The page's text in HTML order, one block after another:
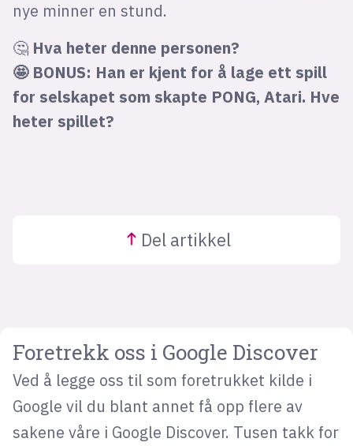
nye minner en stund.
🤔 Hva heter denne personen?
🤩 BONUS: Han er kjent for å lage ett spill
for selskapet som skapte PONG, Atari. Hve
heter spillet?
Del artikkel
Foretrekk oss i Google Discover
Ved å legge oss til som foretrukket kilde i
Google vil du blant annet få opp flere av
sakene våre i Google Discover. Tusen takk for